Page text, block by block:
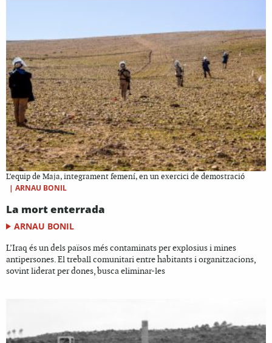
L’equip de Maja, integrament femení, en un exercici de demostració
| ARNAU BONIL
La mort enterrada
ARNAU BONIL
L’Iraq és un dels països més contaminats per explosius i mines
antipersones. El treball comunitari entre habitants i organitzacions,
sovint liderat per dones, busca eliminar-les